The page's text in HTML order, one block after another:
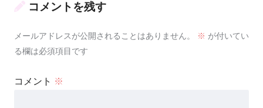
コメントを残す
メールアドレスが公開されることはありません。 ※ が付いてい
る欄は必須項目です
コメント ※